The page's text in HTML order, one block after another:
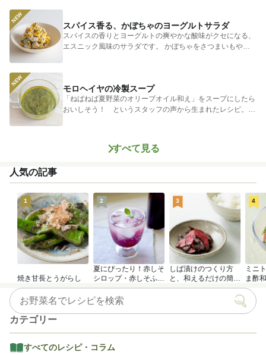
スパイス香る、かぼちゃのヨーグルトサラダ
スパイスの香りとヨーグルトの爽やかな酸味がクセになる、
エスニック風味のサラダです。 かぼちゃをさつまいもやじ
モロヘイヤの冷製スープ
「ねばねば夏野菜のオリーブオイル和え」をスープにしたら
おいしそう！ というスタッフの声から生まれたレシピ。つ
すべて見る
人気の記事
1
焼き甘長とうがらし
2
夏にぴったり！赤しそ
シロップ・赤しそふり
かけのつくり方
3
しば漬けのつくり方
と、和えるだけの簡単
アレンジレシピ
4
ミニ
ま酢
カテゴリー
すべてのレシピ・コラム